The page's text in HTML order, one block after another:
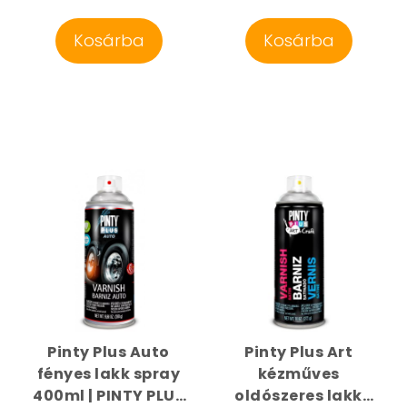
Kosárba Kosárba
Pinty Plus Auto
fényes lakk spray
400ml | PINTY PLUS
Pinty Plus Art
kézműves
oldószeres lakk